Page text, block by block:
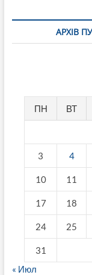
АРХІВ
ПН ВТ
3 4
10 11
17 18
24 25
31
« Июл